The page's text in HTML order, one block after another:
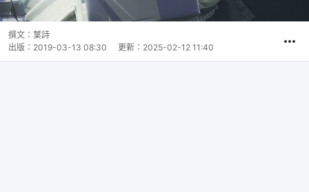
撰文： 葉詩
出版： 2019-03-13 08:30 更新： 2025-02-12 11:40